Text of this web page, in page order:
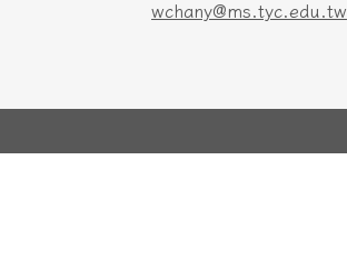
wchany@ms.tyc.edu.tw